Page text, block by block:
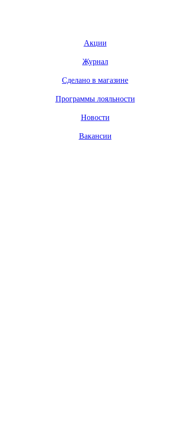
Акции
Журнал
Сделано в магазине
Программы лояльности
Новости
Вакансии